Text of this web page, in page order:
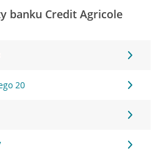
banku Credit Agricole
20